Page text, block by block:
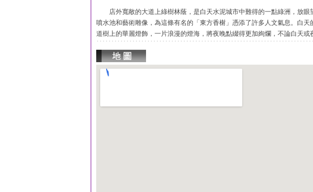
店外寬敞的大道上綠樹林蔭，是白天水泥城市中難得的一點綠洲，放眼
噴水池和藝術雕像，為這條有名的「東方香榭」憑添了許多人文氣息。白天
道樹上的華麗燈飾，一片浪漫的燈海，將夜晚點綴得更加絢爛，不論白天或